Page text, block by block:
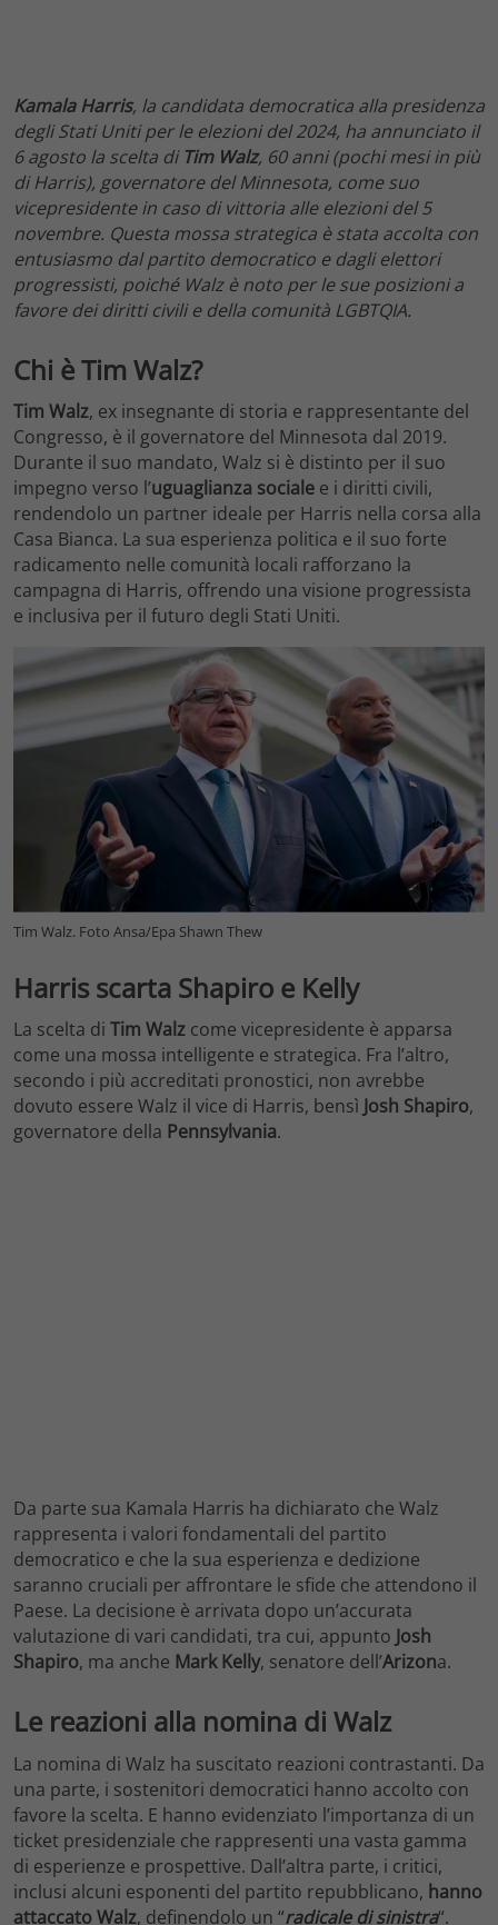
Kamala Harris, la candidata democratica alla presidenza
degli Stati Uniti per le elezioni del 2024, ha annunciato il
6 agosto la scelta di Tim Walz, 60 anni (pochi mesi in più
di Harris), governatore del Minnesota, come suo
vicepresidente in caso di vittoria alle elezioni del 5
novembre. Questa mossa strategica è stata accolta con
entusiasmo dal partito democratico e dagli elettori
progressisti, poiché Walz è noto per le sue posizioni a
favore dei diritti civili e della comunità LGBTQIA.
Chi è Tim Walz?
Tim Walz, ex insegnante di storia e rappresentante del
Congresso, è il governatore del Minnesota dal 2019.
Durante il suo mandato, Walz si è distinto per il suo
impegno verso l’uguaglianza sociale e i diritti civili,
rendendolo un partner ideale per Harris nella corsa alla
Casa Bianca. La sua esperienza politica e il suo forte
radicamento nelle comunità locali rafforzano la
campagna di Harris, offrendo una visione progressista
e inclusiva per il futuro degli Stati Uniti.
Tim Walz. Foto Ansa/Epa Shawn Thew
Harris scarta Shapiro e Kelly
La scelta di Tim Walz come vicepresidente è apparsa
come una mossa intelligente e strategica. Fra l’altro,
secondo i più accreditati pronostici, non avrebbe
dovuto essere Walz il vice di Harris, bensì Josh Shapiro,
governatore della Pennsylvania.
Da parte sua Kamala Harris ha dichiarato che Walz
rappresenta i valori fondamentali del partito
democratico e che la sua esperienza e dedizione
saranno cruciali per affrontare le sfide che attendono il
Paese. La decisione è arrivata dopo un’accurata
valutazione di vari candidati, tra cui, appunto Josh
Shapiro, ma anche Mark Kelly, senatore dell’Arizona.
Le reazioni alla nomina di Walz
La nomina di Walz ha suscitato reazioni contrastanti. Da
una parte, i sostenitori democratici hanno accolto con
favore la scelta. E hanno evidenziato l’importanza di un
ticket presidenziale che rappresenti una vasta gamma
di esperienze e prospettive. Dall’altra parte, i critici,
inclusi alcuni esponenti del partito repubblicano, hanno
attaccato Walz, definendolo un “radicale di sinistra“.